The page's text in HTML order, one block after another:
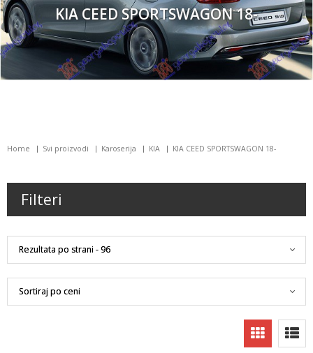
KIA CEED SPORTSWAGON 18-
Home Svi proizvodi Karoserija KIA KIA CEED SPORTSWAGON 18-
Filteri